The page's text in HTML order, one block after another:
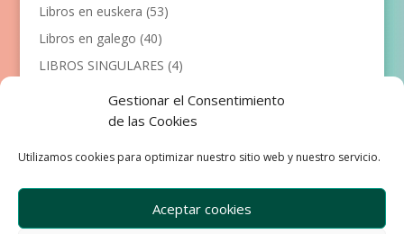
Gestionar el Consentimiento
de las Cookies
Utilizamos cookies para optimizar nuestro sitio web y nuestro servicio.
Aceptar cookies
Libros en euskera (53)
Libros en galego (40)
LIBROS SINGULARES (4)
Llibres en català
(117)
Manualidades (53)